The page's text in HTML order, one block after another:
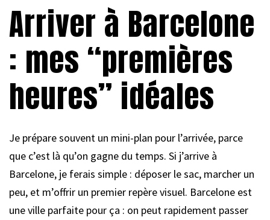
Arriver à Barcelone
: mes “premières
heures” idéales
Je prépare souvent un mini-plan pour l’arrivée, parce
que c’est là qu’on gagne du temps. Si j’arrive à
Barcelone, je ferais simple : déposer le sac, marcher un
peu, et m’offrir un premier repère visuel. Barcelone est
une ville parfaite pour ça : on peut rapidement passer